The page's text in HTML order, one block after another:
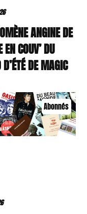
ANGINE DE
EN COUV’ DU
DE MAGIC
Abonnés